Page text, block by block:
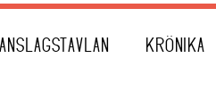
ANSLAGSTAVLAN KRÖNIKA